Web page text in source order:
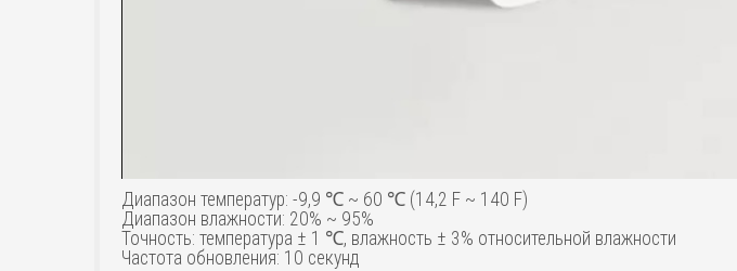
Диапазон температур: -9,9 ℃ ~ 60 ℃ (14,2 F ~ 140 F)
Диапазон влажности: 20% ~ 95%
Точность: температура ± 1 ℃, влажность ± 3% относительной влажности
Частота обновления: 10 секунд